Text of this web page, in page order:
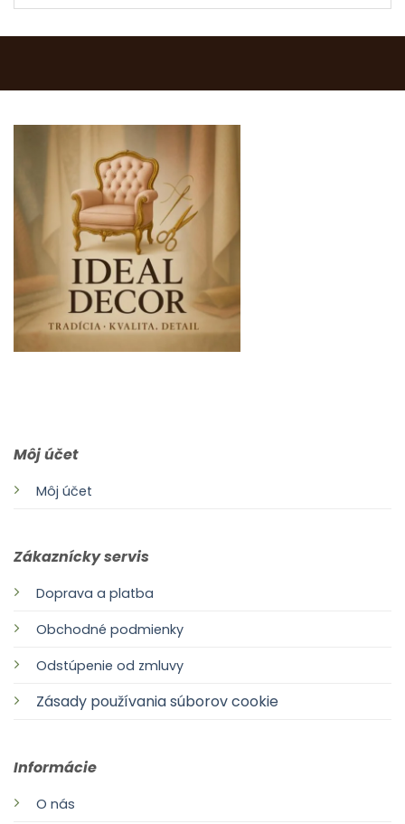
Môj účet
Môj účet
Zákaznícky servis
Doprava a platba
Obchodné podmienky
Odstúpenie od zmluvy
Zásady používania súborov cookie
Informácie
O nás